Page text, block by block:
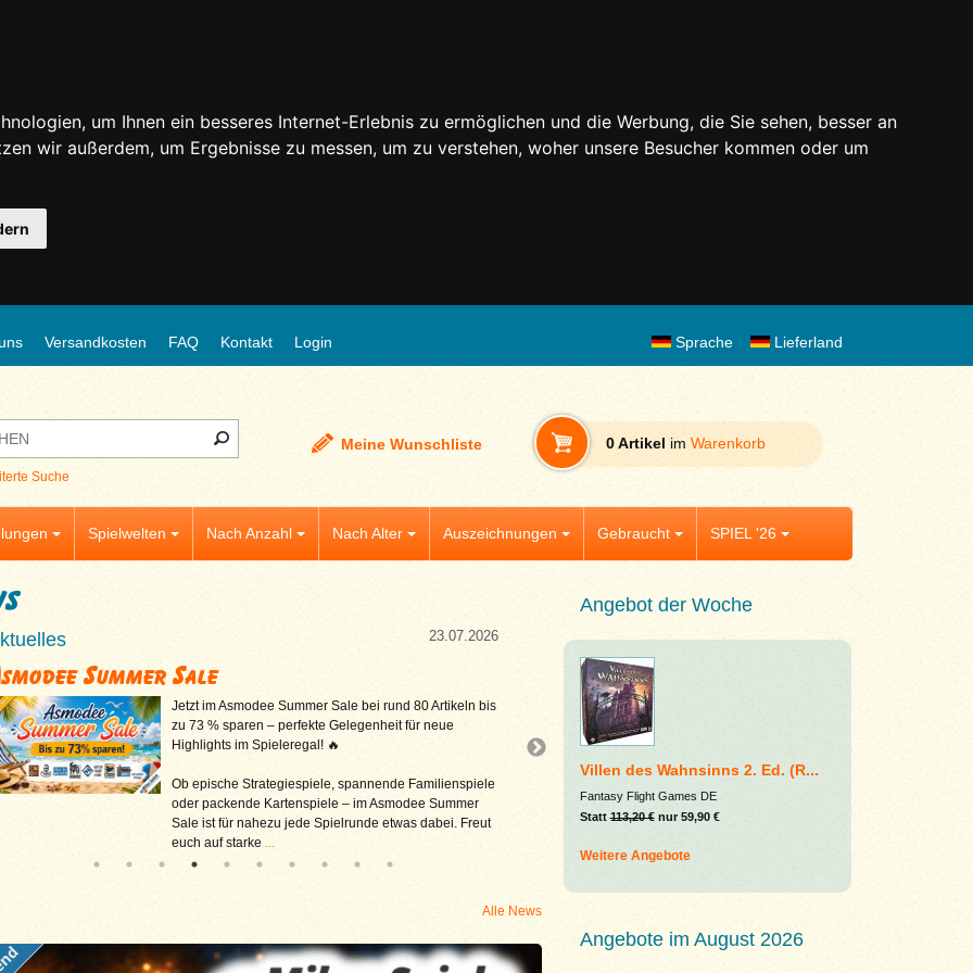
um Ihnen ein besseres Internet-Erlebnis zu ermöglichen und die Werbung, die Sie sehen, besser an
wir außerdem, um Ergebnisse zu messen, um zu verstehen, woher unsere Besucher kommen oder um
Versandkosten FAQ Kontakt Login Lieferland
Sprache
Suche
Meine Wunschliste 0 Artikel im Warenkorb
Spielwelten Nach Anzahl Nach Alter Auszeichnungen Gebraucht SPIEL '26
23.07.2026
Summer Sale
Jetzt im Asmodee Summer Sale bei rund 80 Artikeln bis
zu 73 % sparen – perfekte Gelegenheit für neue
Highlights im Spieleregal! 🔥
Ob epische Strategiespiele, spannende Familienspiele
oder packende Kartenspiele – im Asmodee Summer
Sale ist für nahezu jede Spielrunde etwas dabei. Freut
euch auf starke ...
Aktuelles
Zug um Zug Legacy: Legenden des Westens
das bewährte Spielgefühl der beliebten
spannenden Kampagne über 12 Partien
Alle News
Angebot der Woche
Villen des Wahnsinns 2. Ed. (R...
Fantasy Flight Games DE
Statt113,20 €nur 59,90 €
Weitere Angebote
Angebote im August 2026